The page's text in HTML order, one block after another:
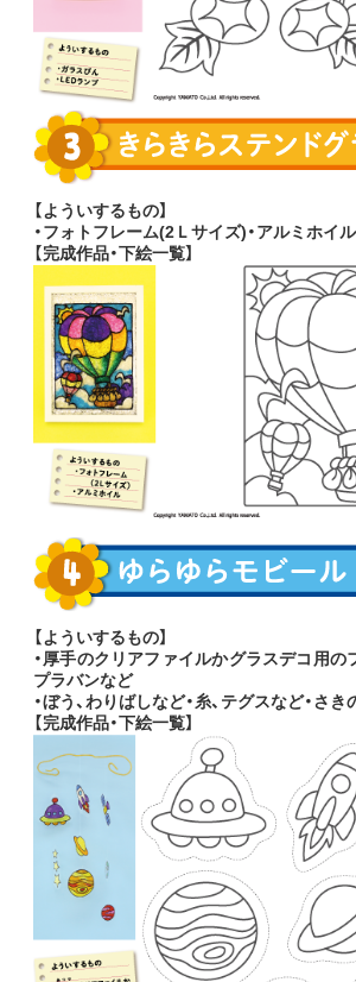
【よういするもの】
・フォトフレーム(2Ｌサイズ)・アルミホイル
【完成作品・下絵一覧】
【よういするもの】
・厚手のクリアファイルかグラスデコ用の
プラバンなど
・ぼう、わりばしなど・糸、テグスなど・さ
【完成作品・下絵一覧】